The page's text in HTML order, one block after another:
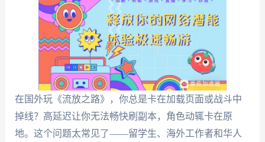
在国外玩《流放之路》，你总是卡在加载页面或战斗中
掉线？高延迟让你无法畅快刷副本，角色动辄卡在原
地。这个问题太常见了——留学生、海外工作者和华人